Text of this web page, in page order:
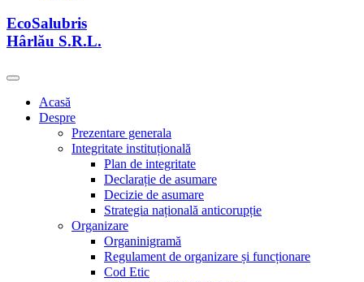
EcoSalubris
Hârlău S.R.L.
Acasă
Despre
Prezentare generala
Integritate instituțională
Plan de integritate
Declarație de asumare
Decizie de asumare
Strategia națională anticorupție
Organizare
Organinigramă
Regulament de organizare și funcționare
Cod Etic